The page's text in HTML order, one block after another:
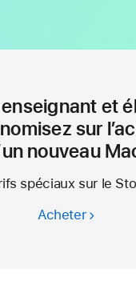
et
sur
nouveau
spéciaux sur le
AcheterCorps